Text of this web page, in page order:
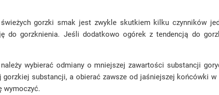
gorzki smak jest zwykle skutkiem kilku czynników
do gorzknienia. Jeśli dodatkowo ogórek z tendencją do
wybierać odmiany o mniejszej zawartości substancji
substancji, a obierać zawsze od jaśniejszej końcówki
wymoczyć.